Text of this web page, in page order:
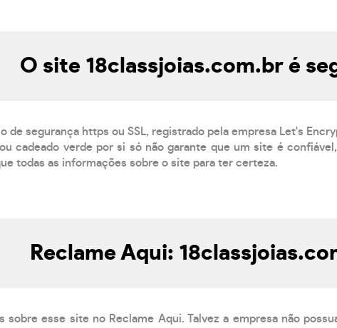
O site 18classjoias.com.br é
de segurança https ou SSL, registrado pela empresa Let's
cadeado verde por si só não garante que um site é
todas as informações sobre o site para ter certeza.
Reclame Aqui:
sobre esse site no Reclame Aqui. Talvez a empresa não